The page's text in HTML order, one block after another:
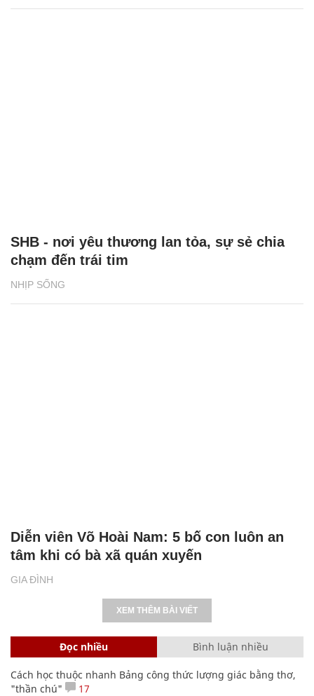
NHỊP SỐNG
SHB - nơi yêu thương lan tỏa, sự sẻ chia
chạm đến trái tim
GIA ĐÌNH
Diễn viên Võ Hoài Nam: 5 bố con luôn an
tâm khi có bà xã quán xuyến
XEM THÊM BÀI VIẾT
Đọc nhiều Bình luận nhiều
Cách học thuộc nhanh Bảng công thức lượng giác bằng thơ,
"thần chú"
17